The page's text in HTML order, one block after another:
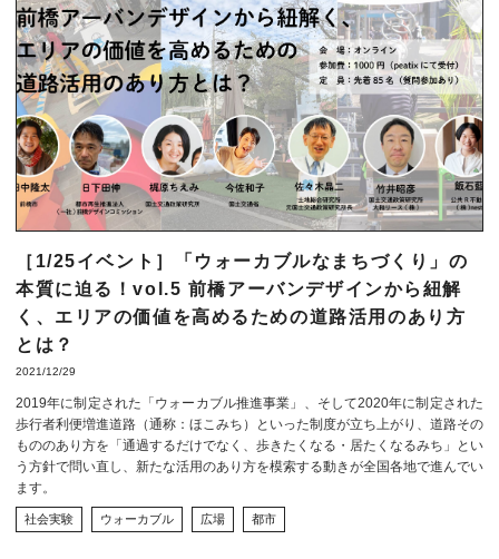
［1/25イベント］「ウォーカブルなまちづくり」の
本質に迫る！vol.5 前橋アーバンデザインから紐解
く、エリアの価値を高めるための道路活用のあり方
とは？
2021/12/29
2019年に制定された「ウォーカブル推進事業」、そして2020年に制定された
歩行者利便増進道路（通称：ほこみち）といった制度が立ち上がり、道路その
もののあり方を「通過するだけでなく、歩きたくなる・居たくなるみち」とい
う方針で問い直し、新たな活用のあり方を模索する動きが全国各地で進んでい
ます。
社会実験 ウォーカブル 広場 都市